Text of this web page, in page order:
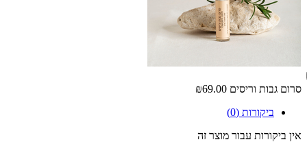
סרום גבות וריסים ₪69.00
ביקורות (0)
אין ביקורות עבור מוצר זה